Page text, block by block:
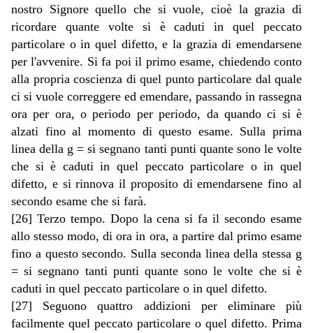
nostro Signore quello che si vuole, cioè la grazia di
ricordare quante volte si è caduti in quel peccato
particolare o in quel difetto, e la grazia di emendarsene
per l'avvenire. Si fa poi il primo esame, chiedendo conto
alla propria coscienza di quel punto particolare dal quale
ci si vuole correggere ed emendare, passando in rassegna
ora per ora, o periodo per periodo, da quando ci si è
alzati fino al momento di questo esame. Sulla prima
linea della g = si segnano tanti punti quante sono le volte
che si è caduti in quel peccato particolare o in quel
difetto, e si rinnova il proposito di emendarsene fino al
secondo esame che si farà.
[26] Terzo tempo. Dopo la cena si fa il secondo esame
allo stesso modo, di ora in ora, a partire dal primo esame
fino a questo secondo. Sulla seconda linea della stessa g
= si segnano tanti punti quante sono le volte che si è
caduti in quel peccato particolare o in quel difetto.
[27] Seguono quattro addizioni per eliminare più
facilmente quel peccato particolare o quel difetto. Prima